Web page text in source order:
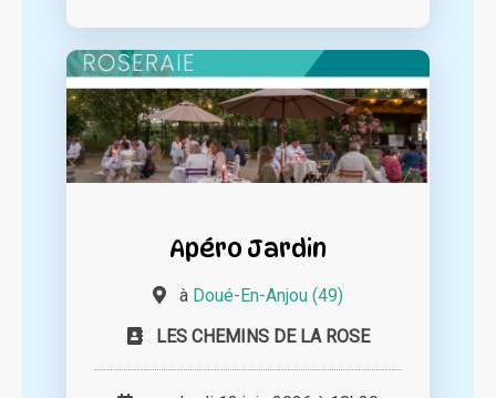
Apéro Jardin
à Doué-En-Anjou (49)
LES CHEMINS DE LA ROSE